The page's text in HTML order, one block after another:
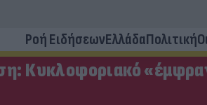
Ροή ΕιδήσεωνΕλλάδαΠολιτική
Κυκλοφοριακό